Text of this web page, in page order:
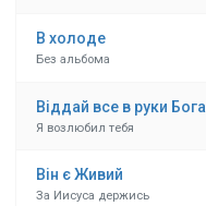
В холоде
Без альбома
Віддай все в руки Бога
Я возлюбил тебя
Він є Живий
За Иисуса держись